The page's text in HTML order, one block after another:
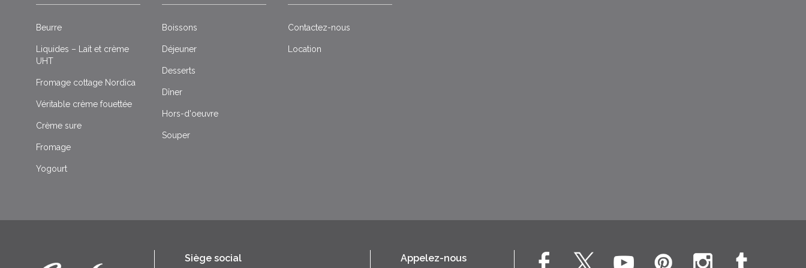
Beurre
Liquides – Lait et crème
UHT
Fromage cottage Nordica
Véritable crème fouettée
Crème sure
Fromage
Yogourt
Boissons
Déjeuner
Desserts
Dîner
Hors-d'oeuvre
Souper
Contactez-nous
Location
Siège social Appelez-nous